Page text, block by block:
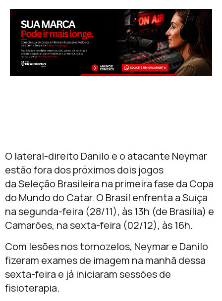
O lateral-direito Danilo e o atacante Neymar
estão fora dos próximos dois jogos
da Seleção Brasileira na primeira fase da Copa
do Mundo do Catar. O Brasil enfrenta a Suíça
na segunda-feira (28/11), às 13h (de Brasília) e
Camarões, na sexta-feira (02/12), às 16h.
Com lesões nos tornozelos, Neymar e Danilo
fizeram exames de imagem na manhã dessa
sexta-feira e já iniciaram sessões de
fisioterapia.